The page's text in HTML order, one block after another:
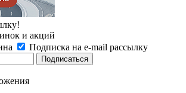
и акций
Подписка на e-mail рассылку